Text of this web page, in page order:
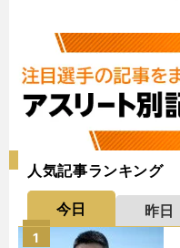
人気記事ランキング
今日 昨日
1